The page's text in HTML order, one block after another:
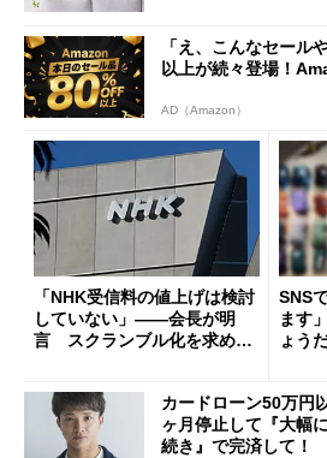
「え、こんなセール
以上が続々登場！
AD（Amazon）
「NHK受信料の値上げは検討
していない」――会長が明
言 スクランブル化を求める
SNS
ます
ょう
カードローン50万円
ヶ月停止して『大幅
続き』で完済して！